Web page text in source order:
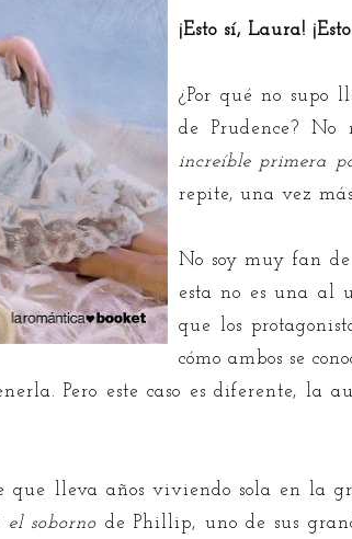
¡Esto sí, Laura!
¿Por qué no supo
de Prudence?
increíble primera
repite, una vez
No soy muy fan
esta no es una al
que los
cómo ambos se
Pero este caso es diferente, la
lleva años viviendo sola en la
soborno de Phillip, uno de sus